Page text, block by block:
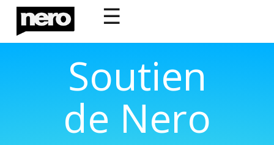
☰
Soutien
de Nero